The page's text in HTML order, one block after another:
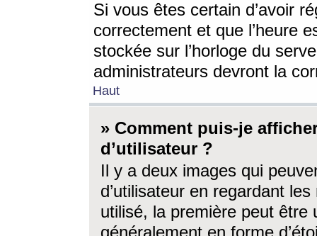
Si vous êtes certain d’avoir
correctement et que l’heure
stockée sur l’horloge du
administrateurs devront la
Haut
» Comment puis-je
d’utilisateur ?
Il y a deux images qui
d’utilisateur en regardant
utilisé, la première peut être